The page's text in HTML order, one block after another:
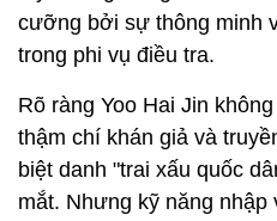
cưỡng bởi sự thông minh
trong phi vụ điều tra.
Rõ ràng Yoo Hai Jin
thậm chí khán giả và
biệt danh "trai xấu quốc
mắt. Nhưng kỹ năng